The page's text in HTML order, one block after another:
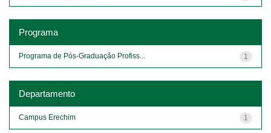
Programa
1
Programa de Pós-Graduação Profiss...
Departamento
1
Campus Erechim